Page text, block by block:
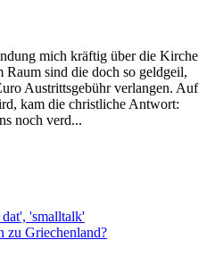
mich kräftig über die Kirche
Raum sind die doch so geldgeil,
Austrittsgebühr verlangen. Auf
kam die christliche Antwort:
noch verd...
'smalltalk'
zu Griechenland?